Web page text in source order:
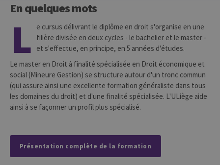
En quelques mots
L
e cursus délivrant le diplôme en droit s'organise en une
filière divisée en deux cycles - le bachelier et le master -
et s'effectue, en principe, en 5 années d'études.
Le master en Droit à finalité spécialisée en Droit économique et
social (Mineure Gestion) se structure autour d'un tronc commun
(qui assure ainsi une excellente formation généraliste dans tous
les domaines du droit) et d'une finalité spécialisée. L'ULiège aide
ainsi à se façonner un profil plus spécialisé.
Présentation complète de la formation